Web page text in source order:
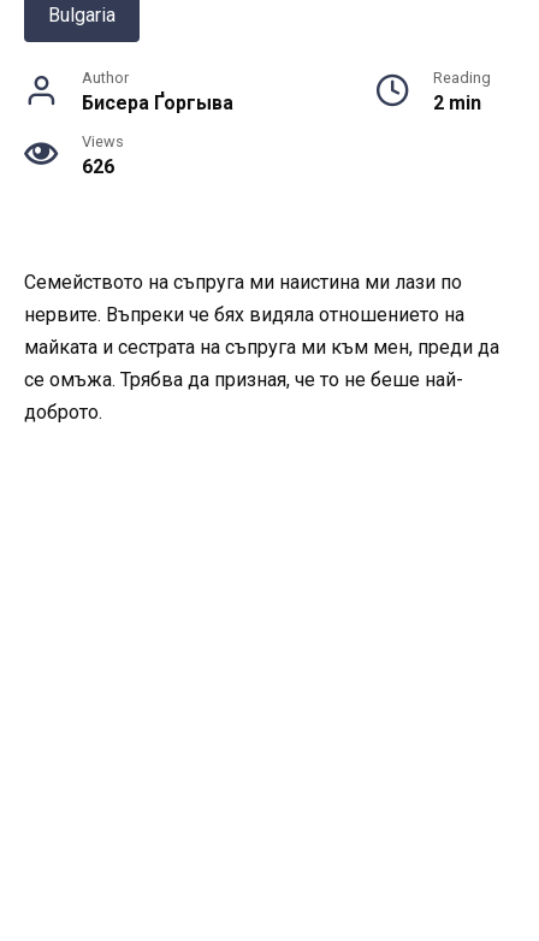
Bulgaria
Author
Бисера Ґоргыва
Reading
2 min
Views
626
Семейството на съпруга ми наистина ми лази по
нервите. Въпреки че бях видяла отношението на
майката и сестрата на съпруга ми към мен, преди да
се омъжа. Трябва да призная, че то не беше най-
доброто.